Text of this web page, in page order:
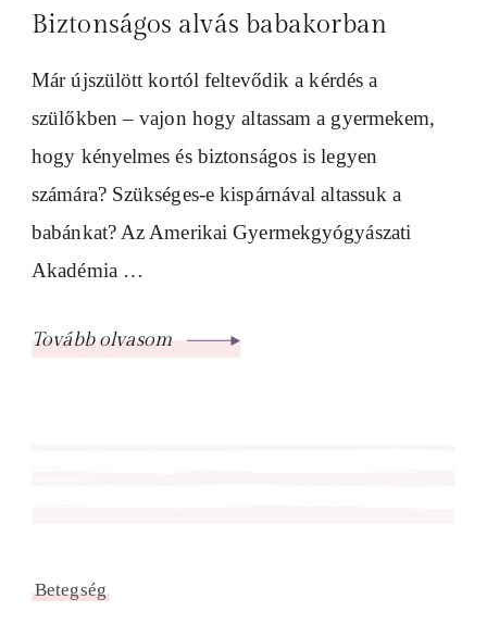
Biztonságos alvás babakorban
Már újszülött kortól feltevődik a kérdés a
szülőkben – vajon hogy altassam a gyermekem,
hogy kényelmes és biztonságos is legyen
számára? Szükséges-e kispárnával altassuk a
babánkat? Az Amerikai Gyermekgyógyászati
Akadémia …
Tovább olvasom
Betegség